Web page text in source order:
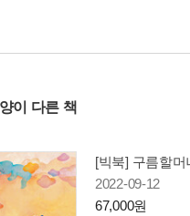
이 다른 책
[빅북] 구름할머
2022-09-12
67,000원